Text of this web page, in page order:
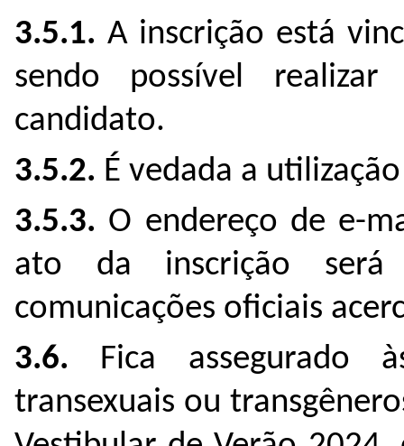
3.5.1. A inscrição está
sendo possível
candidato.
3.5.2. É vedada a
3.5.3. O endereço de e-
ato da inscrição
comunicações oficiais
3.6. Fica assegurado
transexuais ou